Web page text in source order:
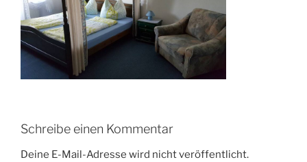
Schreibe einen Kommentar
Deine E-Mail-Adresse wird nicht veröffentlicht.